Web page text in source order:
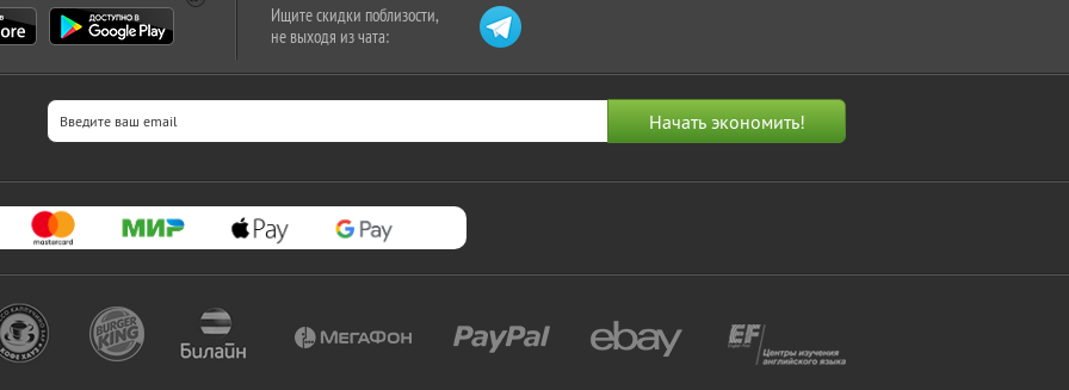
Ищите скидки поблизости,
не выходя из чата: